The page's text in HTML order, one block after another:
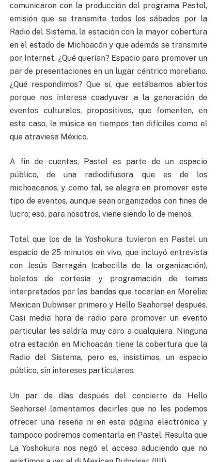
comunicaron con la producción del programa Pastel,
emisión que se transmite todos los sábados por la
Radio del Sistema, la estación con la mayor cobertura
en el estado de Michoacán y que además se transmite
por Internet. ¿Qué querían? Espacio para promover un
par de presentaciones en un lugar céntrico moreliano.
¿Qué respondimos? Que sí, que estábamos abiertos
porque nos interesa coadyuvar a la generación de
eventos culturales, propositivos, que fomenten, en
este caso, la música en tiempos tan difíciles como el
que atraviesa México.
A fin de cuentas, Pastel es parte de un espacio
público, de una radiodifusora que es de los
michoacanos, y como tal, se alegra en promover este
tipo de eventos, aunque sean organizados con fines de
lucro; eso, para nosotros, viene siendo lo de menos.
Total que los de la Yoshokura tuvieron en Pastel un
espacio de 25 minutos en vivo, que incluyó entrevista
con Jesús Barragán (cabecilla de la organización),
boletos de cortesía y programación de temas
interpretados por las bandas que tocarían en Morelia:
Mexican Dubwiser primero y Hello Seahorse! después.
Casi media hora de radio para promover un evento
particular les saldría muy caro a cualquiera. Ninguna
otra estación en Michoacán tiene la cobertura que la
Radio del Sistema, pero es, insistimos, un espacio
público, sin intereses particulares.
Un par de días después del concierto de Hello
Seahorse! lamentamos decirles que no les podemos
ofrecer una reseña ni en esta página electrónica y
tampoco podremos comentarla en Pastel. Resulta que
La Yoshokura nos negó el acceso aduciendo que no